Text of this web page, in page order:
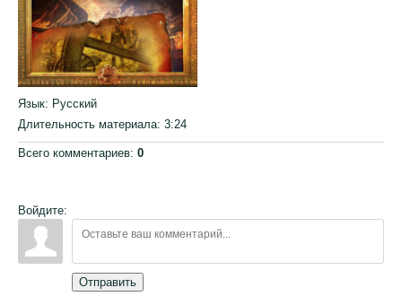
Язык: Русский
Длительность материала: 3:24
Всего комментариев: 0
Войдите:
Отправить